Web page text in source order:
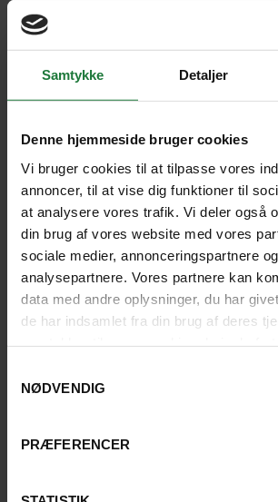
Samtykke Detaljer
Denne hjemmeside bruger cookies
Vi bruger cookies til at tilpasse vores
annoncer, til at vise dig funktioner til
at analysere vores trafik. Vi deler også
din brug af vores website med vores
sociale medier, annonceringspartnere og
analysepartnere. Vores partnere kan
data med andre oplysninger, du har
de har indsamlet fra din brug af deres
NØDVENDIG
PRÆFERENCER
Guidet tur gennem
En by i
Varighed: 4 timer
Inkluderet: Engelsktalende guide
Afhentning på
800 kr.pr. person
645 kr. pr. barn u/ 12 år
SE